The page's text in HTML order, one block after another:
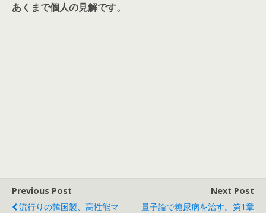
あくまで個人の見解です。
Previous Post
流行りの韓国製、高性能マ
Next Post
量子論で糖尿病を治す。第1章